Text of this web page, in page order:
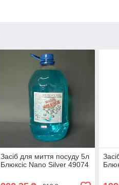
Засіб для миття посуду 5л
Блюксіс Nano Silver 49074